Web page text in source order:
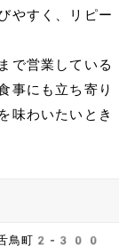
やすく、リピー
で営業している
事にも立ち寄り
味わいたいとき
舌鳥町2-300